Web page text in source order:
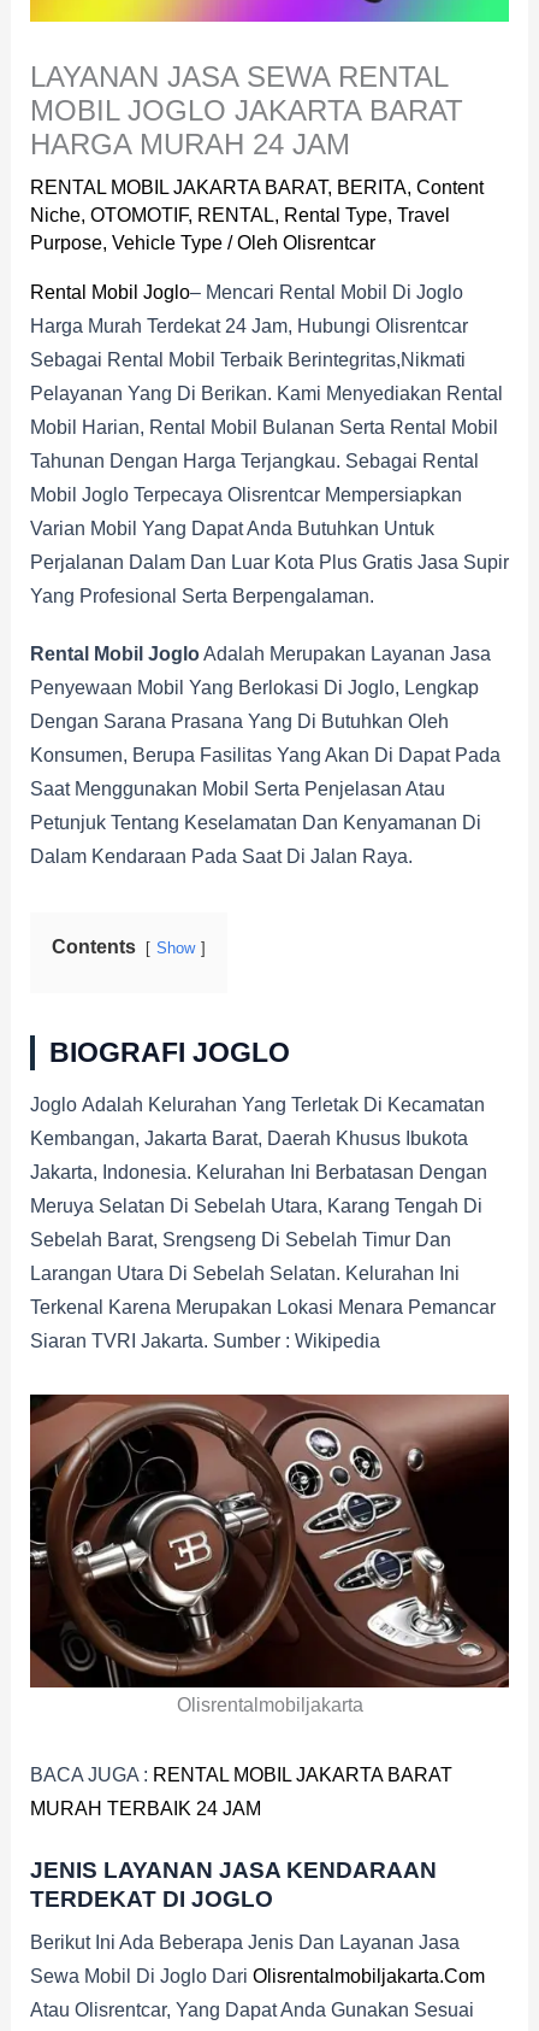
LAYANAN JASA SEWA RENTAL
MOBIL JOGLO JAKARTA BARAT
HARGA MURAH 24 JAM
RENTAL MOBIL JAKARTA BARAT, BERITA, Content
Niche, OTOMOTIF, RENTAL, Rental Type, Travel
Purpose, Vehicle Type/ Oleh Olisrentcar
Rental Mobil Joglo– Mencari Rental Mobil Di Joglo
Harga Murah Terdekat 24 Jam, Hubungi Olisrentcar
Sebagai Rental Mobil Terbaik Berintegritas,nikmati
Pelayanan Yang Di Berikan. Kami Menyediakan Rental
Mobil Harian, Rental Mobil Bulanan Serta Rental Mobil
Tahunan Dengan Harga Terjangkau. Sebagai Rental
Mobil Joglo Terpecaya Olisrentcar Mempersiapkan
Varian Mobil Yang Dapat Anda Butuhkan Untuk
Perjalanan Dalam Dan Luar Kota Plus Gratis Jasa Supir
Yang Profesional Serta Berpengalaman.
Rental Mobil JogloAdalah Merupakan Layanan Jasa
Penyewaan Mobil Yang Berlokasi Di Joglo, Lengkap
Dengan Sarana Prasana Yang Di Butuhkan Oleh
Konsumen, Berupa Fasilitas Yang Akan Di Dapat Pada
Saat Menggunakan Mobil Serta Penjelasan Atau
Petunjuk Tentang Keselamatan Dan Kenyamanan Di
Dalam Kendaraan Pada Saat Di Jalan Raya.
Contents Show
BIOGRAFI JOGLO
Joglo Adalah Kelurahan Yang Terletak Di Kecamatan
Kembangan, Jakarta Barat, Daerah Khusus Ibukota
Jakarta, Indonesia. Kelurahan Ini Berbatasan Dengan
Meruya Selatan Di Sebelah Utara, Karang Tengah Di
Sebelah Barat, Srengseng Di Sebelah Timur Dan
Larangan Utara Di Sebelah Selatan. Kelurahan Ini
Terkenal Karena Merupakan Lokasi Menara Pemancar
Siaran TVRI Jakarta. Sumber : Wikipedia
Olisrentalmobiljakarta
BACA JUGA : RENTAL MOBIL JAKARTA BARAT
MURAH TERBAIK 24 JAM
JENIS LAYANAN JASA KENDARAAN
TERDEKAT DI JOGLO
Berikut Ini Ada Beberapa Jenis Dan Layanan Jasa
Sewa Mobil Di Joglo Dari Olisrentalmobiljakarta.com
Atau Olisrentcar, Yang Dapat Anda Gunakan Sesuai